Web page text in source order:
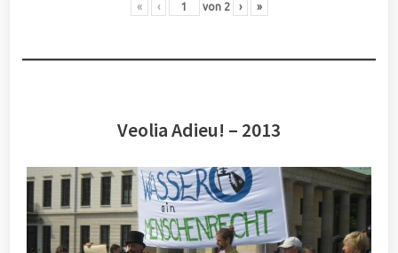
« ‹ von 2 › »
Veolia Adieu! – 2013